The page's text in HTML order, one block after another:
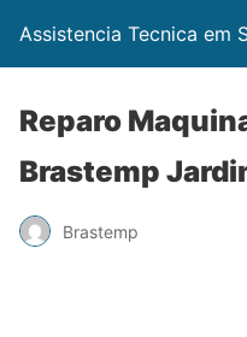
Assistencia Tecnica em
Reparo
Brastemp
Brastemp